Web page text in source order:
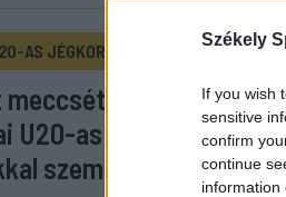
Székely
If you wish
sensitive
confirm
continue
information
AS JÉGKORONG-VÁLOGATOTT
meccsét elveszítette a
U20-as hokiválogatott
szemben